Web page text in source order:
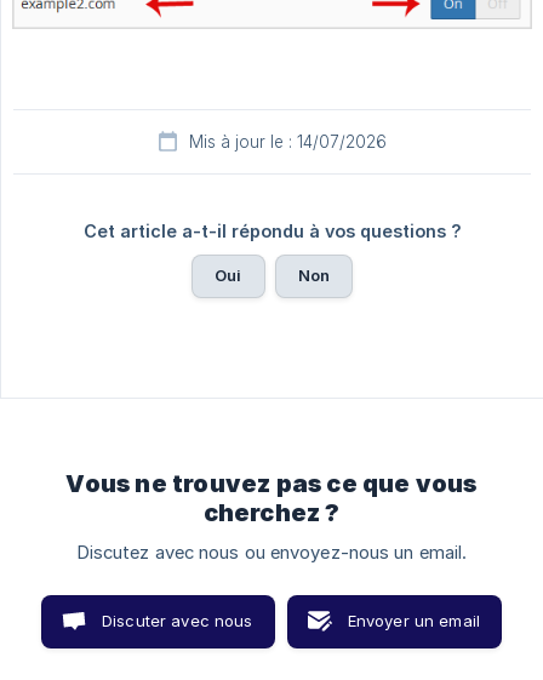
Mis à jour le : 14/07/2026
Cet article a-t-il répondu à vos questions ?
Oui Non
Vous ne trouvez pas ce que vous
cherchez ?
Discutez avec nous ou envoyez-nous un email.
Discuter avec nous Envoyer un email